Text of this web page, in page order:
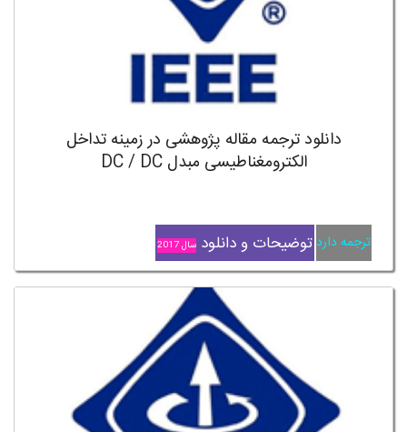
دانلود ترجمه مقاله پژوهشی در زمینه تداخل
الکترومغناطیسی مبدل DC / DC
ترجمه دارد توضیحات و دانلود سال 2017